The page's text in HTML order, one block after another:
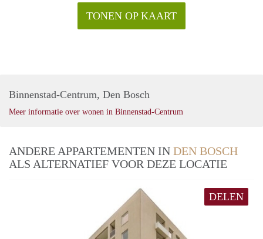
TONEN OP KAART
Binnenstad-Centrum, Den Bosch
Meer informatie over wonen in Binnenstad-Centrum
ANDERE APPARTEMENTEN IN DEN BOSCH
ALS ALTERNATIEF VOOR DEZE LOCATIE
DELEN